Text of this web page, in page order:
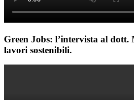
Green Jobs: l’intervista al dott.
lavori sostenibili.